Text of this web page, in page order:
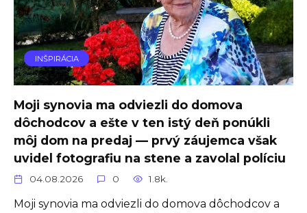
INŠPIRÁCIA
Moji synovia ma odviezli do domova
dôchodcov a ešte v ten istý deň ponúkli
môj dom na predaj — prvý záujemca však
uvidel fotografiu na stene a zavolal políciu
04.08.2026 0 1.8k.
Moji synovia ma odviezli do domova dôchodcov a